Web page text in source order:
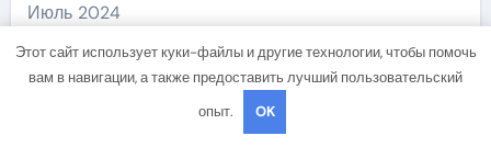
Июль 2024
Июнь 2024
Этот сайт использует куки-файлы и другие технологии, чтобы помочь
вам в навигации, а также предоставить лучший пользовательский
опыт.
OK